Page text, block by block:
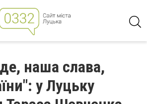
наша слава,
у Луцьку